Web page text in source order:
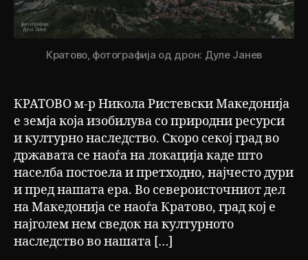
Кратово, фотографија од дрон: Дуле Јанев
КРАТОВО м-р Никола Ристевски Македонија
е земја која изобилува со природни ресурси
и културно наследство. Скоро секој град во
државата се наоѓа на локација каде што
населба постоела и претходно, најчесто дури
и пред нашата ера. Во североисточниот дел
на Македонија се наоѓа Кратово, град кој е
најголем нем сведок на културното
наследство во нашата […]